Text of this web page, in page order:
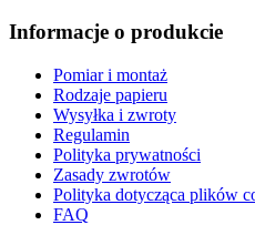
Informacje o produkcie
Pomiar i montaż
Rodzaje papieru
Wysyłka i zwroty
Regulamin
Polityka prywatności
Zasady zwrotów
Polityka dotycząca plików
FAQ